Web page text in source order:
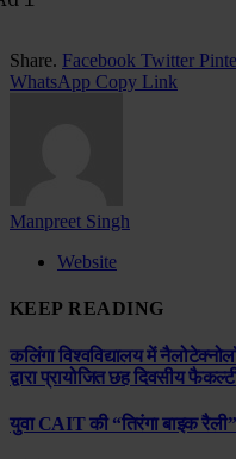
Share. Facebook Twitter
WhatsApp Copy Link
Manpreet Singh
Website
KEEP READING
कलिंगा विश्वविद्यालय में
द्वारा प्रायोजित छह दिवसीय
युवा CAIT की “तिरंगा बाइक